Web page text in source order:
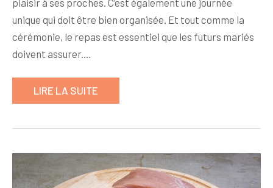
plaisir à ses proches. C’est également une journée
unique qui doit être bien organisée. Et tout comme la
cérémonie, le repas est essentiel que les futurs mariés
doivent assurer.…
LIRE LA SUITE